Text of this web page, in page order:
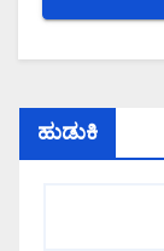
ಹುಡುಕಿ